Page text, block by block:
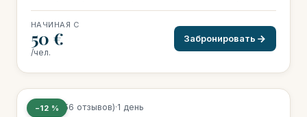
50 €/чел. все включено, мин. 20 человек для
подтверждения.
НАЧИНАЯ С
50 €
/чел.
Забронировать
−12 %
★4,6(156 отзывов)·1 день